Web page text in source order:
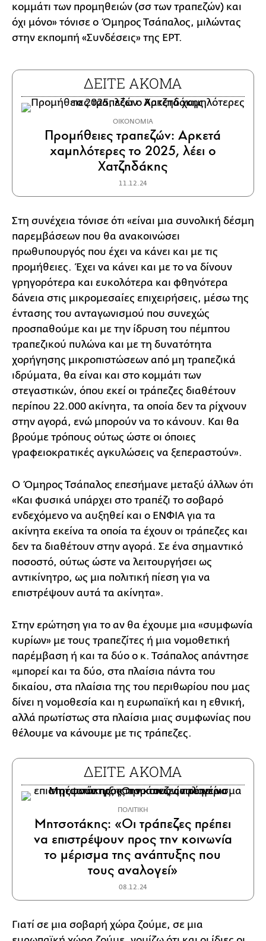
κομμάτι των προμηθειών (σσ των τραπεζών) και
όχι μόνο» τόνισε ο Όμηρος Τσάπαλος, μιλώντας
στην εκπομπή «Συνδέσεις» της ΕΡΤ.
ΔΕΙΤΕ ΑΚΟΜΑ
ΟΙΚΟΝΟΜΙΑ
Προμήθειες τραπεζών: Αρκετά
χαμηλότερες το 2025, λέει ο
Χατζηδάκης
11.12.24
Στη συνέχεια τόνισε ότι «είναι μια συνολική δέσμη
παρεμβάσεων που θα ανακοινώσει
πρωθυπουργός που έχει να κάνει και με τις
προμήθειες. Έχει να κάνει και με το να δίνουν
γρηγορότερα και ευκολότερα και φθηνότερα
δάνεια στις μικρομεσαίες επιχειρήσεις, μέσω της
έντασης του ανταγωνισμού που συνεχώς
προσπαθούμε και με την ίδρυση του πέμπτου
τραπεζικού πυλώνα και με τη δυνατότητα
χορήγησης μικροπιστώσεων από μη τραπεζικά
ιδρύματα, θα είναι και στο κομμάτι των
στεγαστικών, όπου εκεί οι τράπεζες διαθέτουν
περίπου 22.000 ακίνητα, τα οποία δεν τα ρίχνουν
στην αγορά, ενώ μπορούν να το κάνουν. Και θα
βρούμε τρόπους ούτως ώστε οι όποιες
γραφειοκρατικές αγκυλώσεις να ξεπεραστούν».
Ο Όμηρος Τσάπαλος επεσήμανε μεταξύ άλλων ότι
«Και φυσικά υπάρχει στο τραπέζι το σοβαρό
ενδεχόμενο να αυξηθεί και ο ΕΝΦΙΑ για τα
ακίνητα εκείνα τα οποία τα έχουν οι τράπεζες και
δεν τα διαθέτουν στην αγορά. Σε ένα σημαντικό
ποσοστό, ούτως ώστε να λειτουργήσει ως
αντικίνητρο, ως μια πολιτική πίεση για να
επιστρέψουν αυτά τα ακίνητα».
Στην ερώτηση για το αν θα έχουμε μια «συμφωνία
κυρίων» με τους τραπεζίτες ή μια νομοθετική
παρέμβαση ή και τα δύο ο κ. Τσάπαλος απάντησε
«μπορεί και τα δύο, στα πλαίσια πάντα του
δικαίου, στα πλαίσια της του περιθωρίου που μας
δίνει η νομοθεσία και η ευρωπαϊκή και η εθνική,
αλλά πρωτίστως στα πλαίσια μιας συμφωνίας που
θέλουμε να κάνουμε με τις τράπεζες.
ΔΕΙΤΕ ΑΚΟΜΑ
ΠΟΛΙΤΙΚΗ
Μητσοτάκης: «Οι τράπεζες πρέπει
να επιστρέψουν προς την κοινωνία
το μέρισμα της ανάπτυξης που
τους αναλογεί»
08.12.24
Γιατί σε μια σοβαρή χώρα ζούμε, σε μια